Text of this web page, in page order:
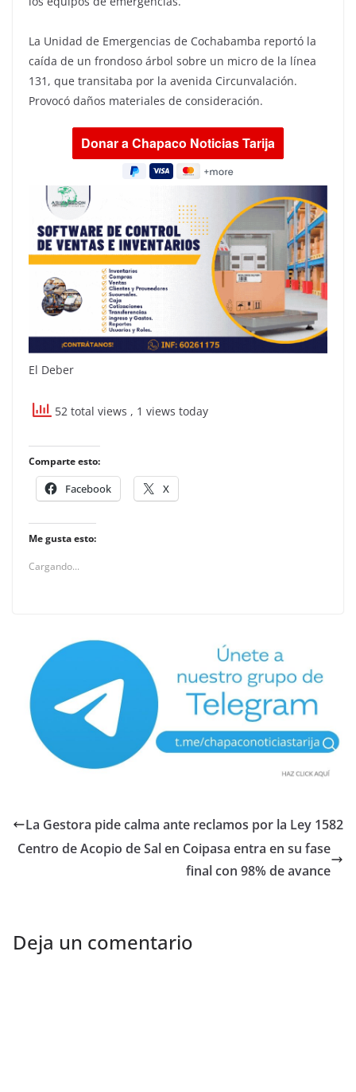
La Unidad de Emergencias de Cochabamba reportó la
caída de un frondoso árbol sobre un micro de la línea
131, que transitaba por la avenida Circunvalación.
Provocó daños materiales de consideración.
El Deber
52 total views , 1 views today
Comparte esto:
Facebook X
Me gusta esto:
Cargando...
La Gestora pide calma ante reclamos por la Ley 1582
Centro de Acopio de Sal en Coipasa entra en su fase
final con 98% de avance
Deja un comentario